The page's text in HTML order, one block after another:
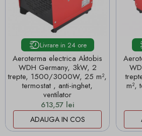
Livrare in 24 ore
Aeroterma electrica Aktobis
WDH Germany, 3kW, 2
trepte, 1500/3000W, 25 m²,
termostat , anti-inghet,
ventilator
Pret
613,57 lei
ADAUGA IN COS
m²,